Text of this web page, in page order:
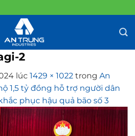
2
lúc 1429 × 1022 trong An
1,5 tỷ đồng hỗ trợ người dân
phục hậu quả bão số 3